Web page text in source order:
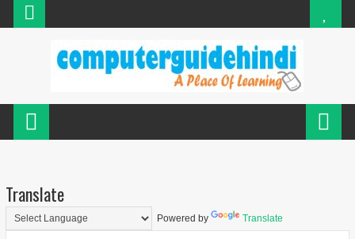
Translate
Powered by Translate